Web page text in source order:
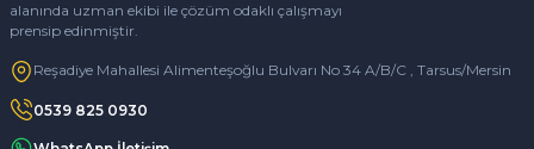
alanında uzman ekibi ile çözüm odaklı çalışmayı
prensip edinmiştir.
Reşadiye Mahallesi Alimenteşoğlu Bulvarı No 34 A/B/C , Tarsus/Mersin
0539 825 0930